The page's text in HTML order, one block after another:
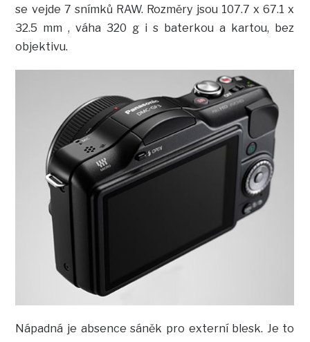
se vejde 7 snímků RAW. Rozměry jsou 107.7 x 67.1 x
32.5 mm , váha 320 g i s baterkou a kartou, bez
objektivu.
Nápadná je absence sáněk pro externí blesk. Je to